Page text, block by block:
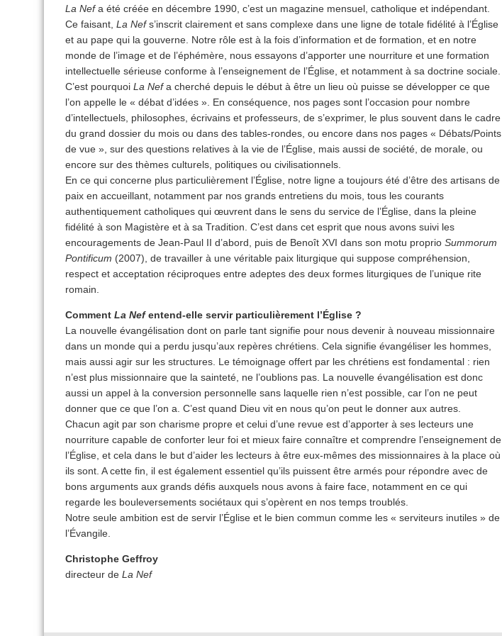
La Nefa été créée en décembre 1990, c’est un magazine mensuel, catholique et indépendant.
Ce faisant, La Nefs’inscrit clairement et sans complexe dans une ligne de totale fidélité à l’Église
et au pape qui la gouverne. Notre rôle est à la fois d’information et de formation, et en notre
monde de l’image et de l’éphémère, nous essayons d’apporter une nourriture et une formation
intellectuelle sérieuse conforme à l’enseignement de l’Église, et notamment à sa doctrine sociale.
C’est pourquoi La Nefa cherché depuis le début à être un lieu où puisse se développer ce que
l’on appelle le « débat d’idées ». En conséquence, nos pages sont l’occasion pour nombre
d’intellectuels, philosophes, écrivains et professeurs, de s’exprimer, le plus souvent dans le cadre
du grand dossier du mois ou dans des tables-rondes, ou encore dans nos pages « Débats/Points
de vue », sur des questions relatives à la vie de l’Église, mais aussi de société, de morale, ou
encore sur des thèmes culturels, politiques ou civilisationnels.
En ce qui concerne plus particulièrement l’Église, notre ligne a toujours été d’être des artisans de
paix en accueillant, notamment par nos grands entretiens du mois, tous les courants
authentiquement catholiques qui œuvrent dans le sens du service de l’Église, dans la pleine
fidélité à son Magistère et à sa Tradition. C’est dans cet esprit que nous avons suivi les
encouragements de Jean-Paul II d’abord, puis de Benoît XVI dans son motu proprio Summorum
Pontificum (2007), de travailler à une véritable paix liturgique qui suppose compréhension,
respect et acceptation réciproques entre adeptes des deux formes liturgiques de l’unique rite
romain.
Comment La Nefentend-elle servir particulièrement l’Église ?
La nouvelle évangélisation dont on parle tant signifie pour nous devenir à nouveau missionnaire
dans un monde qui a perdu jusqu’aux repères chrétiens. Cela signifie évangéliser les hommes,
mais aussi agir sur les structures. Le témoignage offert par les chrétiens est fondamental : rien
n’est plus missionnaire que la sainteté, ne l’oublions pas. La nouvelle évangélisation est donc
aussi un appel à la conversion personnelle sans laquelle rien n’est possible, car l’on ne peut
donner que ce que l’on a. C’est quand Dieu vit en nous qu’on peut le donner aux autres.
Chacun agit par son charisme propre et celui d’une revue est d’apporter à ses lecteurs une
nourriture capable de conforter leur foi et mieux faire connaître et comprendre l’enseignement de
l’Église, et cela dans le but d’aider les lecteurs à être eux-mêmes des missionnaires à la place où
ils sont. A cette fin, il est également essentiel qu’ils puissent être armés pour répondre avec de
bons arguments aux grands défis auxquels nous avons à faire face, notamment en ce qui
regarde les bouleversements sociétaux qui s’opèrent en nos temps troublés.
Notre seule ambition est de servir l’Église et le bien commun comme les « serviteurs inutiles » de
l’Évangile.
Christophe Geffroy
directeur de La Nef